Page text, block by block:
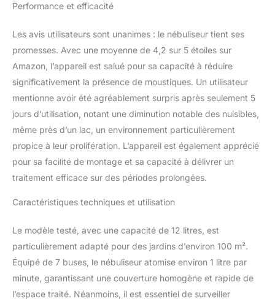
besoin de recharger
les traitements
automatiques et
programmables via une
minuterie intégrée pour
garantir une couverture
de votre jardin Capacité
de 12 L : grâce à son
grand réservoir,
l'atomiseur peut couvrir
de grandes surfaces
extérieures, réduisant
l'appareil. Cela le rend
particulièrement adapté
pour les jardins, les parcs
et autres grandes zones
vertes [Pratique et
Performance et efficacité
Les avis utilisateurs sont unanimes : le nébuliseur tient ses
promesses. Avec une moyenne de 4,2 sur 5 étoiles sur
Amazon, l’appareil est salué pour sa capacité à réduire
significativement la présence de moustiques. Un utilisateur
mentionne avoir été agréablement surpris après seulement 5
jours d’utilisation, notant une diminution notable des nuisibles,
même près d’un lac, un environnement particulièrement
propice à leur prolifération. L’appareil est également apprécié
pour sa facilité de montage et sa capacité à délivrer un
traitement efficace sur des périodes prolongées.
Caractéristiques techniques et utilisation
Le modèle testé, avec une capacité de 12 litres, est
particulièrement adapté pour des jardins d’environ 100 m².
Équipé de 7 buses, le nébuliseur atomise environ 1 litre par
minute, garantissant une couverture homogène et rapide de
l’espace traité. Néanmoins, il est essentiel de surveiller